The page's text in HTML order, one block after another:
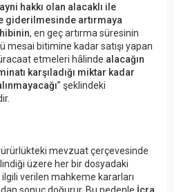
hakkı olan alacaklı ile
giderilmesinde artırmaya
, en geç artırma süresinin
mesai bitimine kadar satışı yapan
etmeleri hâlinde alacağın
karşıladığı miktar kadar
” şeklindeki
mevzuat çerçevesinde
üzere her bir dosyadaki
verilen mahkeme kararları